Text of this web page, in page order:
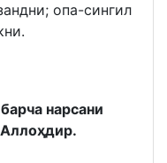
опа-сингил
нарсани
Аллоҳдир.